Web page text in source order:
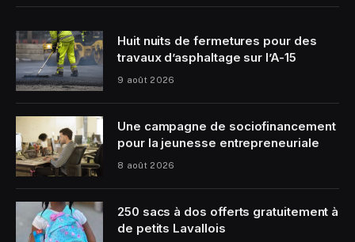
Huit nuits de fermetures pour des
travaux d’asphaltage sur l’A-15
9 août 2026
Une campagne de sociofinancement
pour la jeunesse entrepreneuriale
8 août 2026
250 sacs à dos offerts gratuitement à
de petits Lavallois